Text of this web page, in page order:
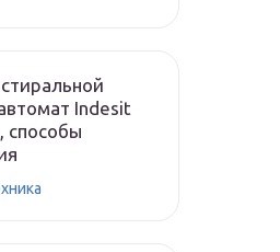
Indesit
способы